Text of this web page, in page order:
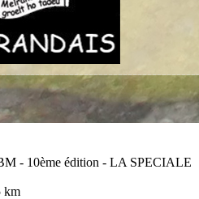
- 10ème édition - LA SPECIALE
km